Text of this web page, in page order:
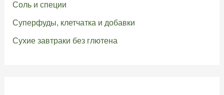
Соль и специи
Суперфуды, клетчатка и добавки
Сухие завтраки без глютена